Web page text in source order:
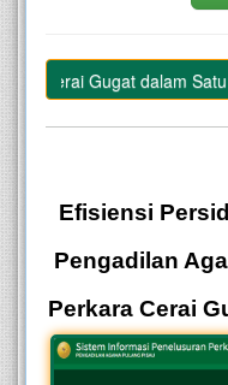
Cerai Gugat dalam Satu
Efisiensi
Pengadilan
Perkara Cerai